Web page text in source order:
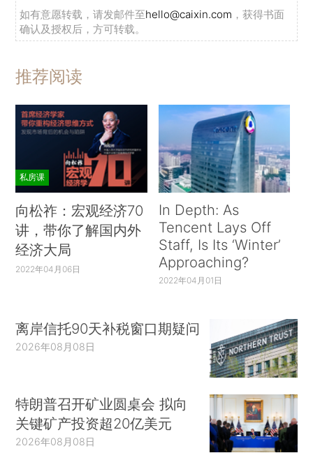
如有意愿转载，请发邮件至hello@caixin.com ，获得书面
确认及授权后，方可转载。
推荐阅读
私房课
向松祚：宏观经济70
讲，带你了解国内外
经济大局
2022年04月06日
In Depth: As
Tencent Lays Off
Staff, Is Its ‘Winter’
Approaching?
2022年04月01日
离岸信托90天补税窗口期疑问
2026年08月08日
特朗普召开矿业圆桌会 拟向
关键矿产投资超20亿美元
2026年08月08日